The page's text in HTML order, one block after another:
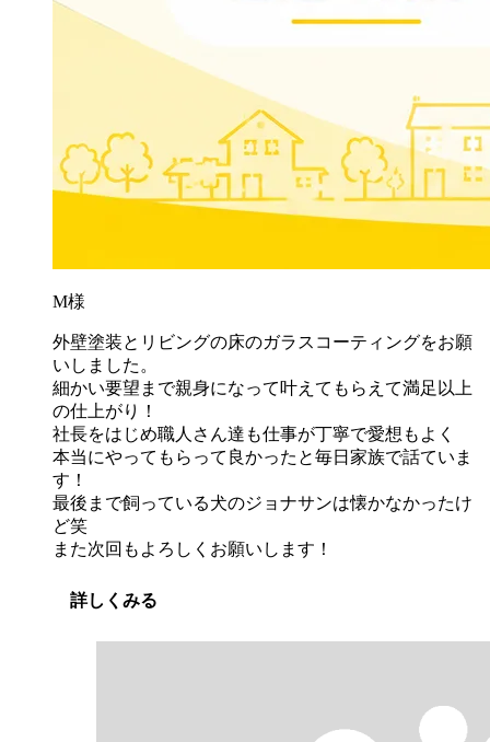
M様
外壁塗装とリビングの床のガラスコーティングをお願
いしました。
細かい要望まで親身になって叶えてもらえて満足以上
の仕上がり！
社長をはじめ職人さん達も仕事が丁寧で愛想もよく
本当にやってもらって良かったと毎日家族で話ていま
す！
最後まで飼っている犬のジョナサンは懐かなかったけ
ど笑
また次回もよろしくお願いします！
詳しくみる